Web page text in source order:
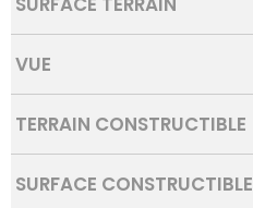
VUE
TERRAIN CONSTRUCTIBLE
SURFACE CONSTRUCTIBLE